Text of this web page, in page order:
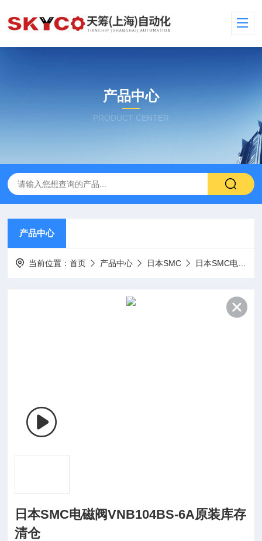
产品中心
PRODUCT CENTER
产品中心
当前位置：首页 产品中心 日本SMC 日本SMC电磁阀
日本SMC电磁阀VNB104BS-6A原装库存
清仓